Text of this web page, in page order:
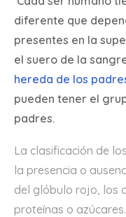
diferente que
presentes en la
el suero de la
hereda de los
pueden tener el
padres.
La clasificación de
la presencia o
del glóbulo rojo, los
proteínas o